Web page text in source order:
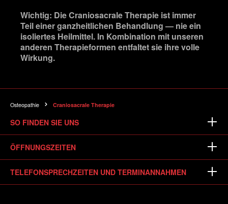
Wichtig: Die Craniosacrale Therapie ist immer
Teil einer ganzheitlichen Behandlung — nie ein
isoliertes Heilmittel. In Kombination mit unseren
anderen Therapieformen entfaltet sie ihre volle
Wirkung.
Osteopathie Craniosacrale Therapie
SO FINDEN SIE UNS
ÖFFNUNGSZEITEN
TELEFONSPRECHZEITEN UND TERMINANNAHMEN